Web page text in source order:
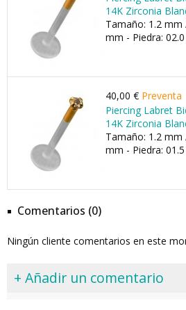
14K Zirconia
Tamaño: 1.2 mm
mm - Piedra:
40,00 € Preventa
Piercing Labret
14K Zirconia
Tamaño: 1.2 mm
mm - Piedra:
Comentarios (0)
Ningún cliente comentarios en este
+ Añadir un comentario